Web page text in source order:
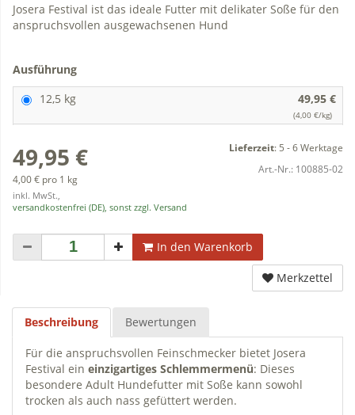
Josera Festival ist das ideale Futter mit delikater Soße für den
anspruchsvollen ausgewachsenen Hund
Ausführung
12,5 kg
49,95 €
(4,00 €/kg)
49,95 €
4,00 € pro 1 kg
inkl. MwSt.,
versandkostenfrei (DE), sonst zzgl. Versand
Lieferzeit: 5 - 6 Werktage
Art.-Nr.: 100885-02
In den Warenkorb
Merkzettel
Beschreibung Bewertungen
Für die anspruchsvollen Feinschmecker bietet Josera
Festival ein einzigartiges Schlemmermenü: Dieses
besondere Adult Hundefutter mit Soße kann sowohl
trocken als auch nass gefüttert werden.